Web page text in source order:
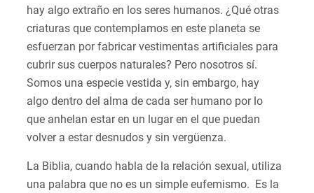
hay algo extraño en los seres humanos. ¿Qué otras
criaturas que contemplamos en este planeta se
esfuerzan por fabricar vestimentas artificiales para
cubrir sus cuerpos naturales? Pero nosotros sí.
Somos una especie vestida y, sin embargo, hay
algo dentro del alma de cada ser humano por lo
que anhelan estar en un lugar en el que puedan
volver a estar desnudos y sin vergüenza.
La Biblia, cuando habla de la relación sexual, utiliza
una palabra que no es un simple eufemismo. Es la